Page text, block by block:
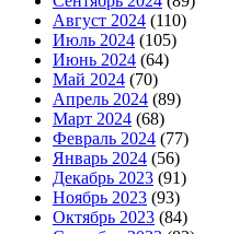
Август 2024 (110)
Июль 2024 (105)
Июнь 2024 (64)
Май 2024 (70)
Апрель 2024 (89)
Март 2024 (68)
Февраль 2024 (77)
Январь 2024 (56)
Декабрь 2023 (91)
Ноябрь 2023 (93)
Октябрь 2023 (84)